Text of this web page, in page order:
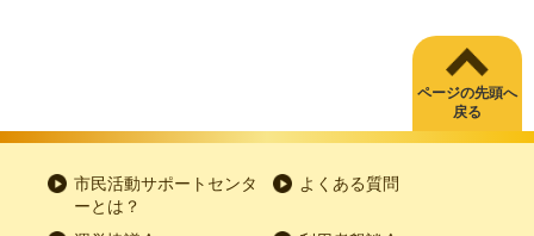
ページの先頭へ
戻る
市民活動サポートセンタ
ーとは？
よくある質問